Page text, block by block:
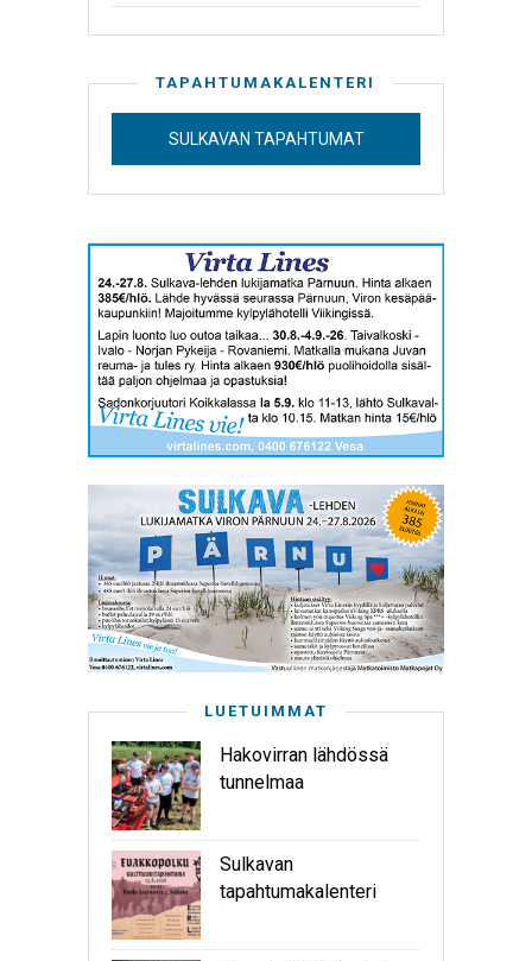
TAPAHTUMAKALENTERI
SULKAVAN TAPAHTUMAT
LUETUIMMAT
Hakovirran lähdössä
tunnelmaa
Sulkavan
tapahtumakalenteri